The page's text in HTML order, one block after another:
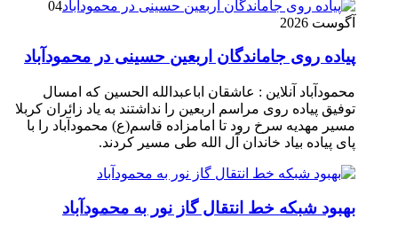
04
آگوست 2026
پیاده روی جاماندگان اربعین حسینی در محمودآباد
محمودآباد آنلاین : عاشقان اباعبدالله الحسین که امسال
توفیق پیاده روی مراسم اربعین را نداشتند به یاد زائران کربلا
مسیر مهدیه سرخ رود تا امامزاده قاسم(ع) محمودآباد را با
پای پیاده بیاد خاندان آل الله طی مسیر کردند.
بهبود شبکه خط انتقال گاز نور به محمودآباد